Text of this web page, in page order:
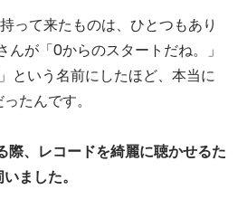
って来たものは、ひとつもあり
んが「0からのスタートだね。」
という名前にしたほど、本当に
たんです。
、レコードを綺麗に聴かせるた
ました。